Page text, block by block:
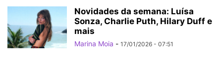
Novidades da semana: Luísa
Sonza, Charlie Puth, Hilary Duff e
mais
Marina Moia - 17/01/2026 - 07:51